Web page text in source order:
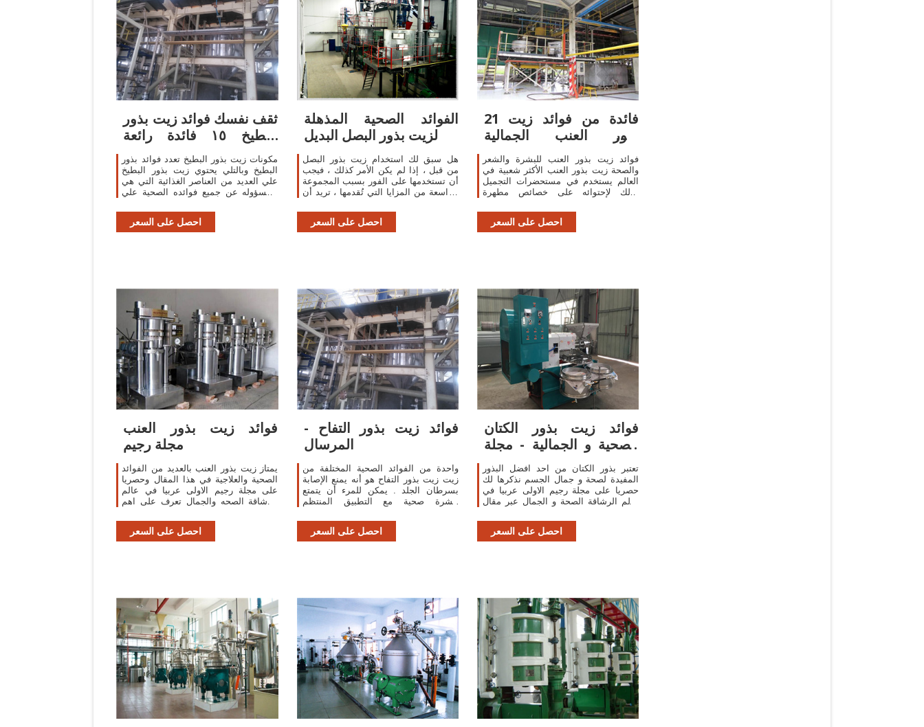
ثقف نفسك فوائد زيت بذور
البطيخ ١٥ فائدة رائعة
لصحتك
مكونات زيت بذور البطيخ تعدد فوائد بذور
البطيخ وبالتلي يحتوي زيت بذور البطيخ
علي العديد من العناصر الغذائية التي هي
المسؤوله عن جميع فوائده الصحية علي
وهذة بعض العناصر الغذائية
احصل على السعر
الفوائد الصحية المذهلة
لزيت بذور البصل البديل
هل سبق لك استخدام زيت بذور البصل
من قبل ، إذا لم يكن الأمر كذلك ، فيجب
أن تستخدمها على الفور بسبب المجموعة
الواسعة من المزايا التي تُقدمها ، تريد أن
معاً .
احصل على السعر
21 فائدة من فوائد زيت
بذور العنب الجمالية
والصحية وصفاتي
فوائد زيت بذور العنب للبشرة والشعر
والصحة زيت بذور العنب الأكثر شعبية في
العالم يستخدم في مستحضرات التجميل
وذلك لإحتوائه على خصائص مطهرة
البشرة. كما يحتوي على مضادات الأكسدة
القوية
احصل على السعر
فوائد زيت بذور العنب
مجلة رجيم
يمتاز زيت بذور العنب بالعديد من الفوائد
الصحية والعلاجية في هذا المقال وحصريا
على مجلة رجيم الاولى عربيا في عالم
الرشاقة الصحه والجمال تعرف على اهم
محتويات1 العنب2 الفوائد
احصل على السعر
فوائد زيت بذور التفاح -
المرسال
واحدة من الفوائد الصحية المختلفة من
زيت زيت بذور التفاح هو أنه يمنع الإصابة
بسرطان الجلد . يمكن للمرء أن يتمتع
ببشرة صحية مع التطبيق المنتظم
احصل على السعر
فوائد زيت بذور الكتان
الصحية و الجمالية - مجلة
رجيم
تعتبر بذور الكتان من احد افضل البذور
المفيدة لصحة و جمال الجسم نذكرها لك
حصريا على مجلة رجيم الاولى عربيا في
عالم الرشاقة الصحة و الجمال عبر مقال
الصحية و الجمالية. محتويات1 بذور
احصل على السعر